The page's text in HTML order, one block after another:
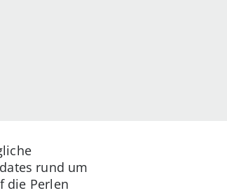
rund um
die Perlen